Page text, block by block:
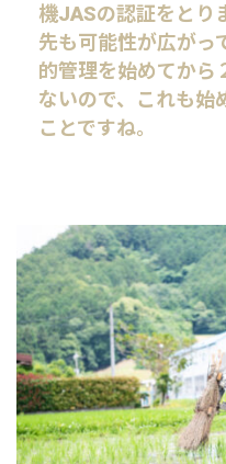
機JASの認証をとり
先も可能性が広がっ
的管理を始めてから
ないので、これも始
ことですね。